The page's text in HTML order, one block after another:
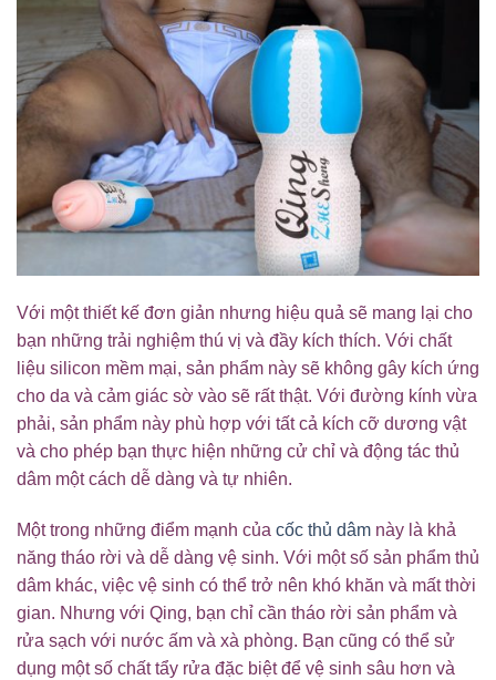
Với một thiết kế đơn giản nhưng hiệu quả sẽ mang lại cho
bạn những trải nghiệm thú vị và đầy kích thích. Với chất
liệu silicon mềm mại, sản phẩm này sẽ không gây kích ứng
cho da và cảm giác sờ vào sẽ rất thật. Với đường kính vừa
phải, sản phẩm này phù hợp với tất cả kích cỡ dương vật
và cho phép bạn thực hiện những cử chỉ và động tác thủ
dâm một cách dễ dàng và tự nhiên.
Một trong những điểm mạnh của cốc thủ dâm này là khả
năng tháo rời và dễ dàng vệ sinh. Với một số sản phẩm thủ
dâm khác, việc vệ sinh có thể trở nên khó khăn và mất thời
gian. Nhưng với Qing, bạn chỉ cần tháo rời sản phẩm và
rửa sạch với nước ấm và xà phòng. Bạn cũng có thể sử
dụng một số chất tẩy rửa đặc biệt để vệ sinh sâu hơn và